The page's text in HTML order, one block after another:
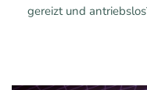
gereizt und